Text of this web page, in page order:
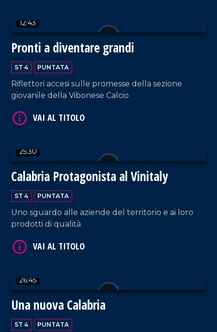
anche dall'Italia.
12:43
Pronti a diventare grandi
ST 4 PUNTATA
Riflettori accesi sulle promesse della sezione
giovanile della Vibonese Calcio
25:30
Calabria Protagonista al Vinitaly
ST 4 PUNTATA
Uno sguardo alle aziende del territorio e ai loro
prodotti di qualità
26:45
Una nuova Calabria
ST 4 PUNTATA
VAI AL TITOLO
VAI AL TITOLO